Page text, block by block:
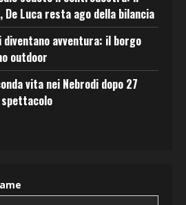
Luca resta ago della bilancia
diventano avventura: il borgo
outdoor
vita nei Nebrodi dopo 27
spettacolo